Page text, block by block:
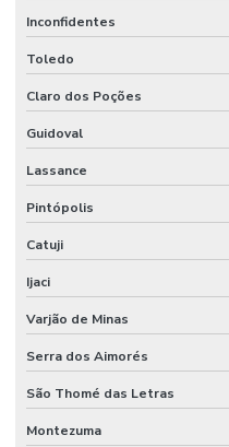
Inconfidentes
Toledo
Claro dos Poções
Guidoval
Lassance
Pintópolis
Catuji
Ijaci
Varjão de Minas
Serra dos Aimorés
São Thomé das Letras
Montezuma